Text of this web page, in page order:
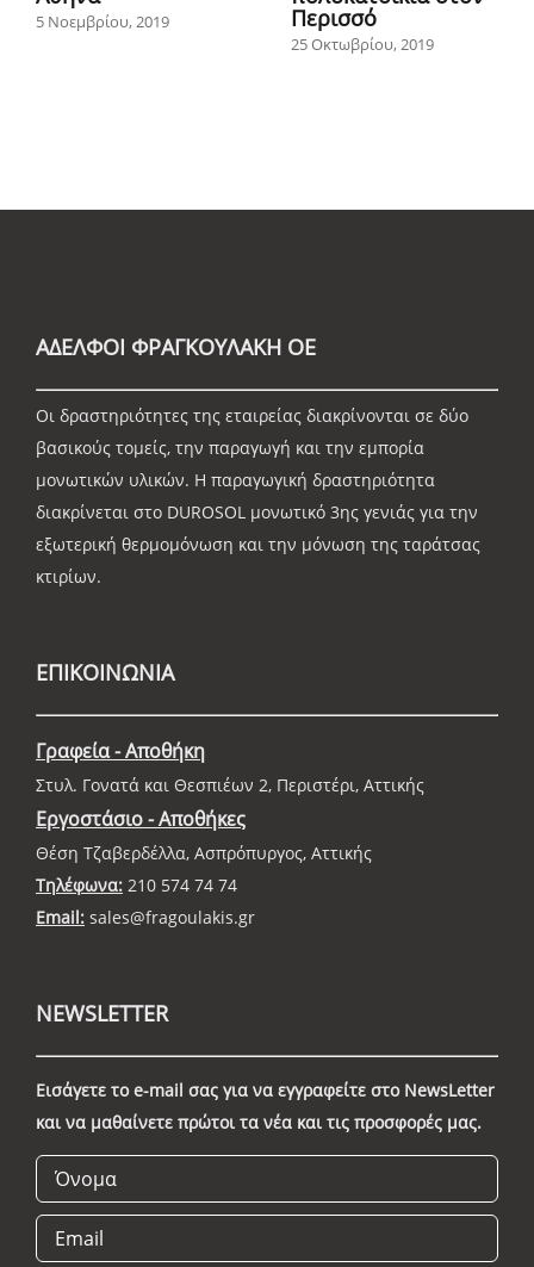
25 Οκτωβρίου, 2019 Παιανία
27 Σεπτεμβρίου, 2019
ΑΔΕΛΦΟΙ ΦΡΑΓΚΟΥΛΑΚΗ ΟΕ
Οι δραστηριότητες της εταιρείας διακρίνονται σε δύο
βασικούς τομείς, την παραγωγή και την εμπορία
μονωτικών υλικών. Η παραγωγική δραστηριότητα
διακρίνεται στο DUROSOL μονωτικό 3ης γενιάς για την
εξωτερική θερμομόνωση και την μόνωση της ταράτσας
κτιρίων.
ΕΠΙΚΟΙΝΩΝΙΑ
Γραφεία - Αποθήκη
Στυλ. Γονατά και Θεσπιέων 2, Περιστέρι, Αττικής
Εργοστάσιο - Αποθήκες
Θέση Τζαβερδέλλα, Ασπρόπυργος, Αττικής
Τηλέφωνα: 210 574 74 74
Email: sales@fragoulakis.gr
NEWSLETTER
Εισάγετε το e-mail σας για να εγγραφείτε στο NewsLetter
και να μαθαίνετε πρώτοι τα νέα και τις προσφορές μας.